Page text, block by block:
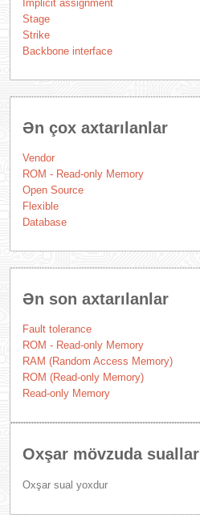
Implicit assignment
Stage
Strike
Backbone interface
Ən çox axtarılanlar
Vendor
ROM - Read-only Memory
Open Source
Flexible
Database
Ən son axtarılanlar
Fault tolerance
ROM - Read-only Memory
RAM (Random Access Memory)
ROM (Read-only Memory)
Read-only Memory
Oxşar mövzuda suallar
Oxşar sual yoxdur